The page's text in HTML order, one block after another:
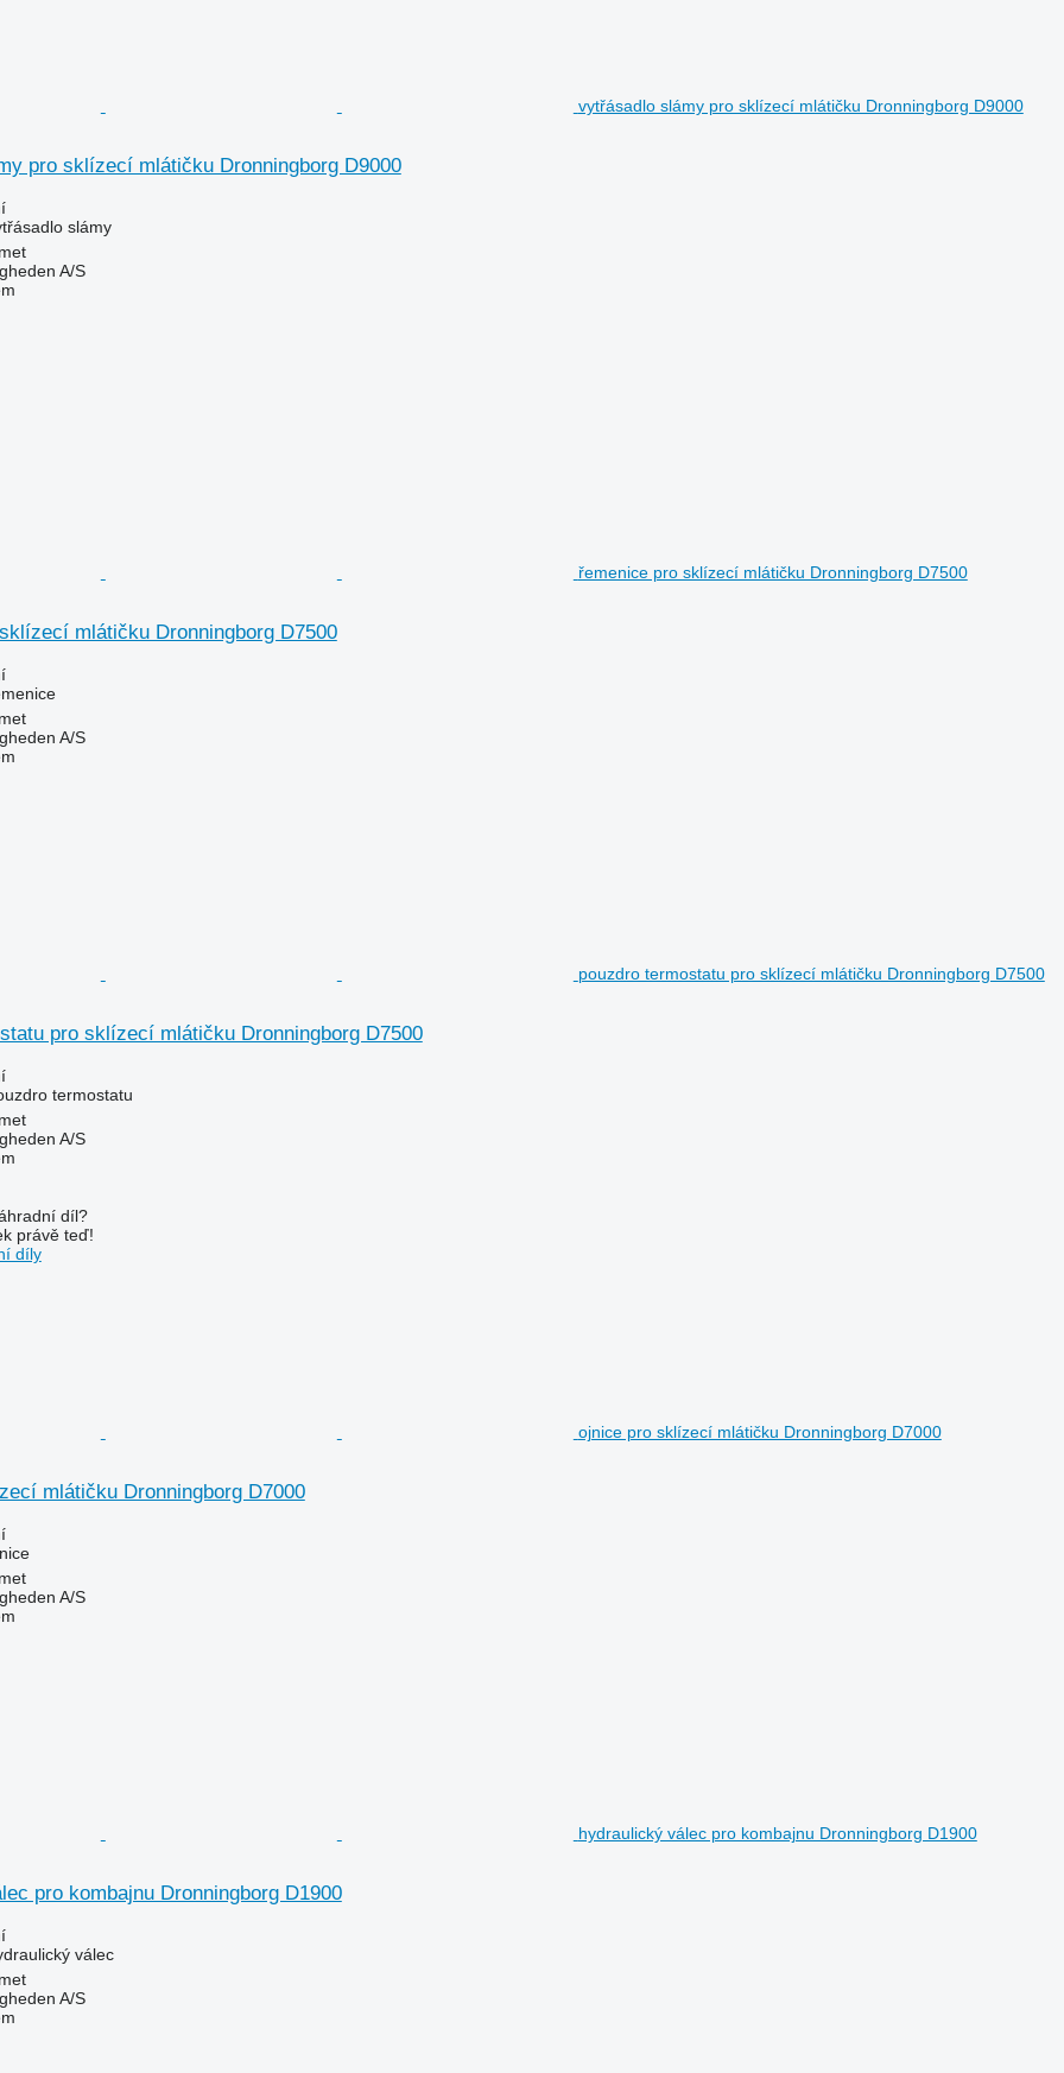
vytřásadlo slámy pro sklízecí mlátičku Dronningborg D9000
pro sklízecí mlátičku Dronningborg D9000
slámy
A/S
řemenice pro sklízecí mlátičku Dronningborg D7500
mlátičku Dronningborg D7500
A/S
pouzdro termostatu pro sklízecí mlátičku Dronningborg D7500
pro sklízecí mlátičku Dronningborg D7500
termostatu
A/S
díl?
právě teď!
díly
ojnice pro sklízecí mlátičku Dronningborg D7000
mlátičku Dronningborg D7000
A/S
hydraulický válec pro kombajnu Dronningborg D1900
pro kombajnu Dronningborg D1900
válec
A/S